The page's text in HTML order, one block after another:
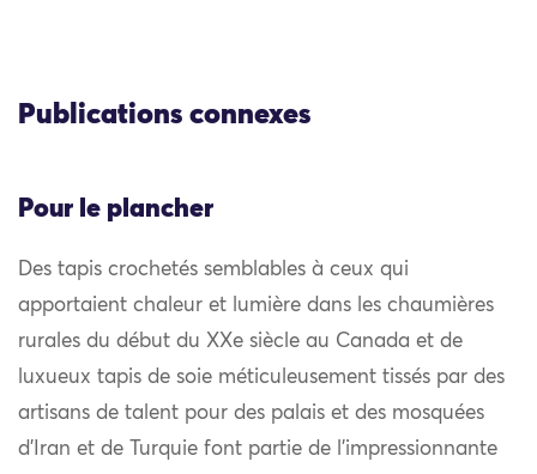
Publications connexes
Pour le plancher
Des tapis crochetés semblables à ceux qui
apportaient chaleur et lumière dans les chaumières
rurales du début du XXe siècle au Canada et de
luxueux tapis de soie méticuleusement tissés par des
artisans de talent pour des palais et des mosquées
d’Iran et de Turquie font partie de l’impressionnante